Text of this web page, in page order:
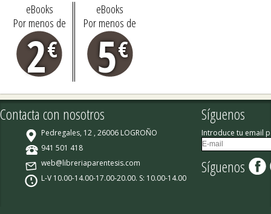
eBooks
Por menos de
2€
eBooks
Por menos de
5€
Contacta con nosotros
Pedregales, 12 , 26006 LOGROÑO
941 501 418
web@libreriaparentesis.com
L-V 10.00-14.00-17.00-20.00. S: 10.00-14.00
Síguenos
Introduce tu email
Síguenos